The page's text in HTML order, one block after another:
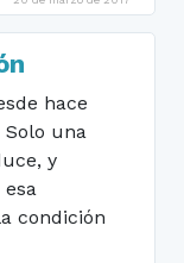
hace
Solo una
y
condición